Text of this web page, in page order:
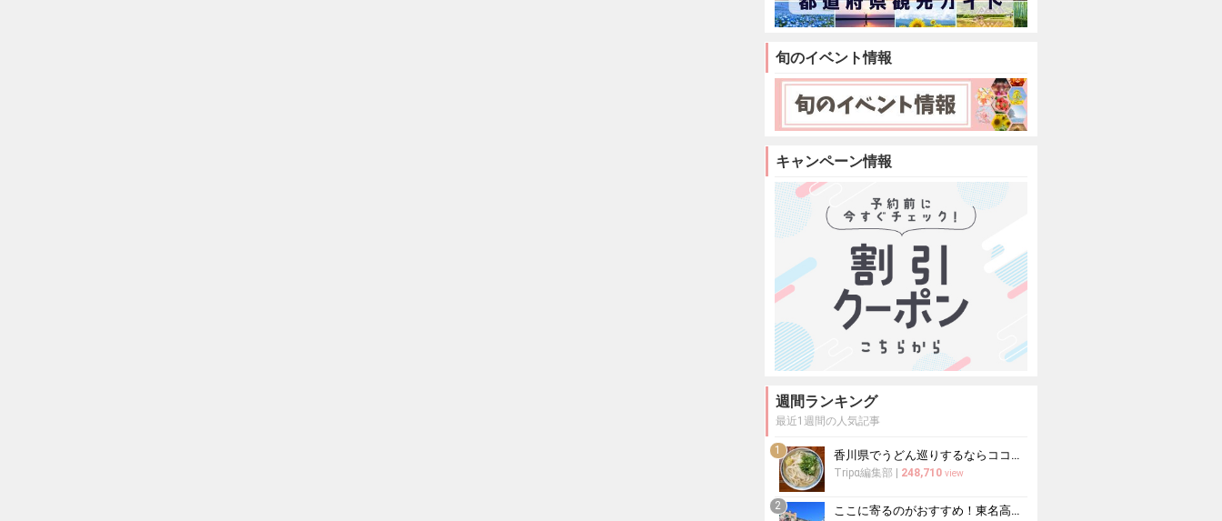
旬のイベント情報
キャンペーン情報
週間ランキング
最近1週間の人気記事
1 香川県でうどん巡りするならココ！本場の讃岐うどんの名店
Tripα編集部 248,710 view
2 ここに寄るのがおすすめ！東名高速道路・新東名高速道路の充実のSA・PA10選